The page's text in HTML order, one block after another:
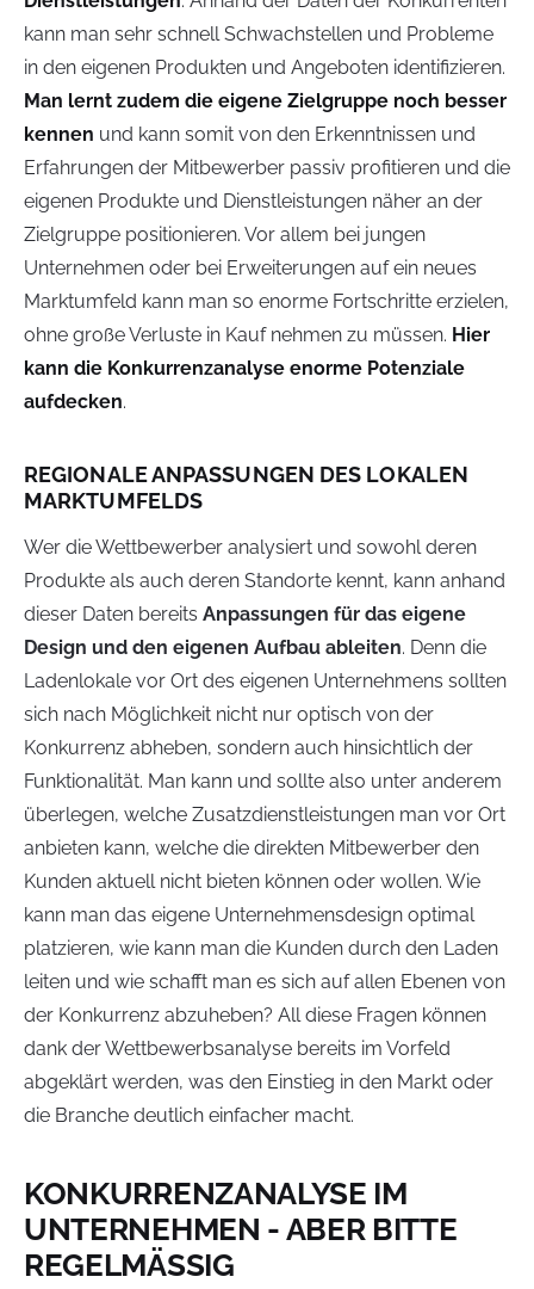
kann man sehr schnell Schwachstellen und Probleme
in den eigenen Produkten und Angeboten identifizieren.
Man lernt zudem die eigene Zielgruppe noch besser
kennen und kann somit von den Erkenntnissen und
Erfahrungen der Mitbewerber passiv profitieren und die
eigenen Produkte und Dienstleistungen näher an der
Zielgruppe positionieren. Vor allem bei jungen
Unternehmen oder bei Erweiterungen auf ein neues
Marktumfeld kann man so enorme Fortschritte erzielen,
ohne große Verluste in Kauf nehmen zu müssen. Hier
kann die Konkurrenzanalyse enorme Potenziale
aufdecken.
REGIONALE ANPASSUNGEN DES LOKALEN
MARKTUMFELDS
Wer die Wettbewerber analysiert und sowohl deren
Produkte als auch deren Standorte kennt, kann anhand
dieser Daten bereits Anpassungen für das eigene
Design und den eigenen Aufbau ableiten. Denn die
Ladenlokale vor Ort des eigenen Unternehmens sollten
sich nach Möglichkeit nicht nur optisch von der
Konkurrenz abheben, sondern auch hinsichtlich der
Funktionalität. Man kann und sollte also unter anderem
überlegen, welche Zusatzdienstleistungen man vor Ort
anbieten kann, welche die direkten Mitbewerber den
Kunden aktuell nicht bieten können oder wollen. Wie
kann man das eigene Unternehmensdesign optimal
platzieren, wie kann man die Kunden durch den Laden
leiten und wie schafft man es sich auf allen Ebenen von
der Konkurrenz abzuheben? All diese Fragen können
dank der Wettbewerbsanalyse bereits im Vorfeld
abgeklärt werden, was den Einstieg in den Markt oder
die Branche deutlich einfacher macht.
KONKURRENZANALYSE IM
UNTERNEHMEN - ABER BITTE
REGELMÄSSIG